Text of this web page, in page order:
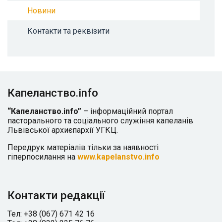
Новини
Контакти та реквізити
Капеланство.info
“Капеланство.info” – інформаційний портал
пасторального та соціального служіння капеланів
Львівської архиєпархії УГКЦ.
Передрук матеріалів тільки за наявності
гіперпосилання на www.kapelanstvo.info
Контакти редакції
Тел: +38 (067) 671 42 16